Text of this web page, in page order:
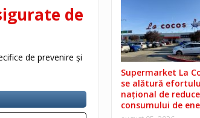
de
de prevenire și
Supermarket La
se alătură
național de
consumului de